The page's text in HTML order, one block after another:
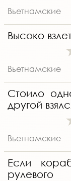
Вьетнамские
Высоко
Вьетнамские
Стоило
другой
Вьетнамские
Если
рулевого